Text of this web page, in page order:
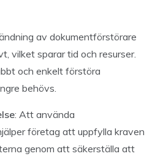
av dokumentförstörare
vilket sparar tid och resurser.
och enkelt förstöra
behövs.
: Att använda
företag att uppfylla kraven
genom att säkerställa att